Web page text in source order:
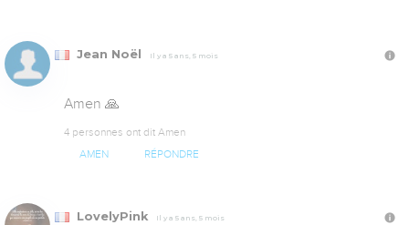
Jean Noël Il y a 5 ans, 5 mois
Amen 🙏
4 personnes ont dit Amen
AMEN RÉPONDRE
LovelyPink Il y a 5 ans, 5 mois